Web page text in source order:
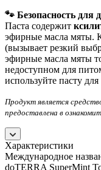
🐾 Безопасность
Паста содержит
эфирные масла мяты.
(вызывает резкий
эфирные масла мяты
недоступном для
используйте пасту
Продукт является
предоставлена в
Характеристики
Международное
doTERRA SuperMint